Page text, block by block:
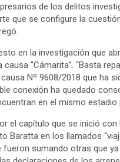
de los delitos
que se configure la
en la investigación que
causa “Cámarita”. “Basta
Nº 9608/2018 que ha
conexión ha quedado
en el mismo estadio
el capítulo que se inició
Baratta en los llamados
sumando otras que